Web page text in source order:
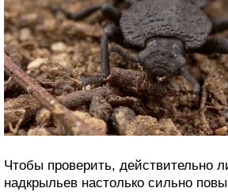
Чтобы проверить, действительно
надкрыльев настолько сильно